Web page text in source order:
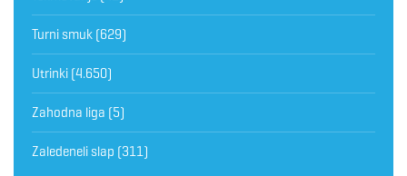
Turni smuk (629)
Utrinki (4.650)
Zahodna liga (5)
Zaledeneli slap (311)